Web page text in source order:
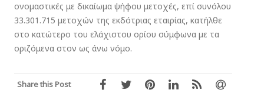
ονομαστικές με δικαίωμα ψήφου μετοχές, επί συνόλου
33.301.715 μετοχών της εκδότριας εταιρίας, κατήλθε
στο κατώτερο του ελάχιστου ορίου σύμφωνα με τα
οριζόμενα στον ως άνω νόμο.
Share this Post